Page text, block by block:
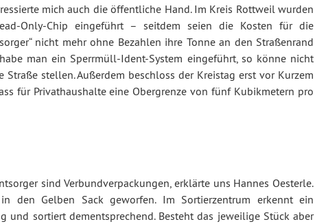
mich auch die öffentliche Hand. Im Kreis Rottweil wurden
Only-Chip eingeführt – seitdem seien die Kosten für die
nicht mehr ohne Bezahlen ihre Tonne an den Straßenrand
man ein Sperrmüll-Ident-System eingeführt, so könne nicht
stellen. Außerdem beschloss der Kreistag erst vor Kurzem
für Privathaushalte eine Obergrenze von fünf Kubikmetern pro
sind Verbundverpackungen, erklärte uns Hannes Oesterle.
den Gelben Sack geworfen. Im Sortierzentrum erkennt ein
und sortiert dementsprechend. Besteht das jeweilige Stück aber